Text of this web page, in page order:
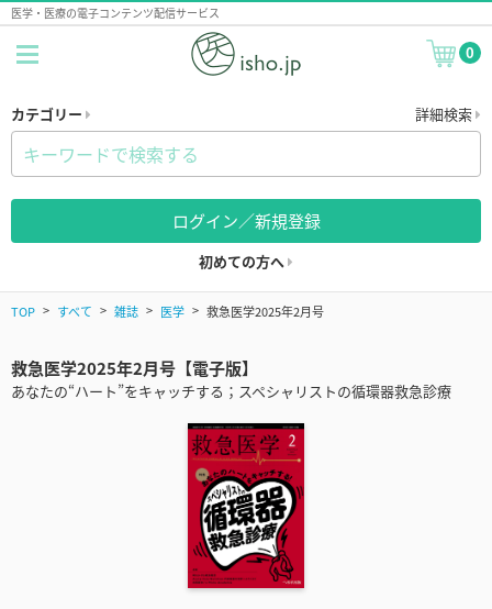
医学・医療の電子コンテンツ配信サービス
0
カテゴリー 詳細検索
ログイン／新規登録
初めての方へ
TOP すべて 雑誌 医学 救急医学2025年2月号
救急医学2025年2月号【電子版】
あなたの“ハート”をキャッチする；スペシャリストの循環器救急診療